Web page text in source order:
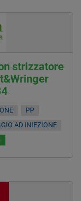
strizzatore
PP
AD INIEZIONE